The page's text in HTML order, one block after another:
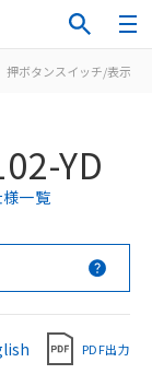
押ボタンスイッチ/表示灯
YD
一覧
PDF出力